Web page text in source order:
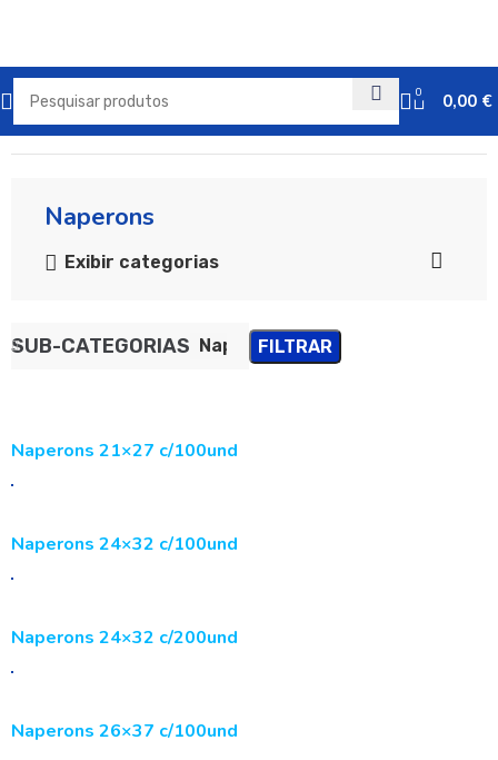
0 0,00 €
Início Descartáveis
Naperons
Exibir categorias
SUB-CATEGORIAS NaperonsFILTRAR
Naperons 21×27 c/100und
Naperons 24×32 c/100und
Naperons 24×32 c/200und
Naperons 26×37 c/100und